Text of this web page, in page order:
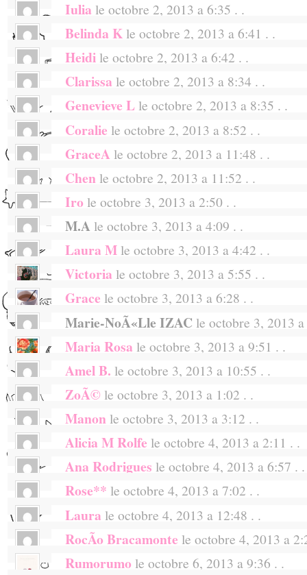
Oh lalala!
Iulia le octobre 2, 2013 a 6:35 . .
J’ en veux!
Belinda K le octobre 2, 2013 a 6:41 . .
je participe
Heidi le octobre 2, 2013 a 6:42 . .
Congratulations Alix, your makeup
it will still be on sale at Galeries Lafayette
Clarissa le octobre 2, 2013 a 8:34 . .
i whanna run for it !
Genevieve L le octobre 2, 2013 a 8:35 . .
Would love to have this!!! :)
Coralie le octobre 2, 2013 a 8:52 . .
j’aimerais vraiment gagner!!!
GraceA le octobre 2, 2013 a 11:48 . .
oh it looks beautiful (: hope i get the
Chen le octobre 2, 2013 a 11:52 . .
i want to win (:
Iro le octobre 3, 2013 a 2:50 . .
hopefully…
M.A le octobre 3, 2013 a 4:09 . .
Sooo cute! Fingers crossing!
Laura M le octobre 3, 2013 a 4:42 . .
coucou!!!
ta collection est superbe!!! je tente donc
continue de nous faire rÃªver c’est
Victoria le octobre 3, 2013 a 5:55 . .
love the collection!
Grace le octobre 3, 2013 a 6:28 . .
Love it!
xxx
Marie-NoÃ«lle IZAC le octobre 3, 2013
On craque toutes, mais qu’est-ce qui
qu’on est des filles ! Et qu’on aime les
Oui, les cils qui battent la chamade, les
poÃ©sie d’un dessin qui nous Ã©voque
« kawaÃ¯ » qui nous feraient presque
!… On aime se faire jolie, avoir sur
alourdissent nos sacs et auxquels les
dÃ©cidÃ©ment rien… On aime la
plus romanesque, parfois avec des
dire que tu as eu lÃ une bien belle idÃ©e.
Maria Rosa le octobre 3, 2013 a 9:51 . .
Me apunto. Gracias!
Amel B. le octobre 3, 2013 a 10:55 . .
Je participe au concours :)
ZoÃ© le octobre 3, 2013 a 1:02 . .
Je participe Ã ton concours ! Merci ! â™¥
Manon le octobre 3, 2013 a 3:12 . .
Je participe Ã ton concours. Une trÃ¨s
Alicia M Rolfe le octobre 4, 2013 a 2:11 . .
I just found you on Instagram. I love your
cherry blossom packaging is simple yet
wish you the best!
Ana Rodrigues le octobre 4, 2013 a 6:57 . .
pleaaaseeeee
Rose** le octobre 4, 2013 a 7:02 . .
I must attend :) I’m from Finland and
these!
Laura le octobre 4, 2013 a 12:48 . .
Oh, what a wonderful make up line ;D
;D
RocÃ­o Bracamonte le octobre 4, 2013 a
QuÃ© lindas cosas! Y quÃ© buena idea!
Rumorumo le octobre 6, 2013 a 9:36 . .